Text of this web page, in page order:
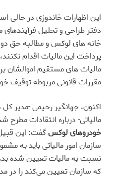
این اظهارات خاندوزی در حالی
دفتر طراحی و تحلیل فرآیندهای
خانه های لوکس و مطالبه حق
مالیات های مستقیم اموالشان
مقررات قانونی مربوطه توقیف
اکنون، جهانگیر رحیمی -مدیر
مالیاتی- درباره انتقادات مطرح
خودروهای لوکسگفت: این
سازمان امور مالیاتی باید به
نسبت به مالیات تعیین شده
که سازمان تعیین می‌کند را در